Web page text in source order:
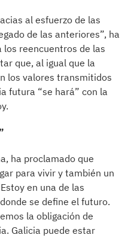
al esfuerzo de las
de las anteriores”, ha
reencuentros de las
que, al igual que la
los valores transmitidos
futura “se hará” con la
ha proclamado que
para vivir y también un
en una de las
se define el futuro.
la obligación de
Galicia puede estar